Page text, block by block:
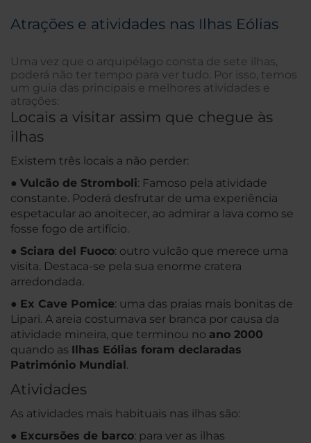
Atrações e atividades nas Ilhas Eólias
Uma vez que o arquipélago consta de sete ilhas,
poderá não ter tempo para ver tudo. Por isso, temos
um guia das principais e melhores atividades e
atrações:
Locais a visitar assim que chegue às
ilhas
Existem três locais a não perder:
● Vulcão de Stromboli: Famoso pela atividade
constante. Poderá desfrutar de uma experiência
espetacular ao anoitecer, ao admirar a lava como se
fosse fogo de artifício.
● Sciara del Fuoco: outro vulcão que merece uma
visita. Destaca-se pela sua enorme cratera
arredondada.
● Ex Cave Pomice: uma das praias mais bonitas de
Lipari. A areia costumava ser branca por causa da
atividade mineira, que terminou no ano 2000
quando as Ilhas Eólias foram declaradas
Património Mundial.
Atividades
As atividades mais habituais nas ilhas são:
● Excursões de barco: para ver as ilhas